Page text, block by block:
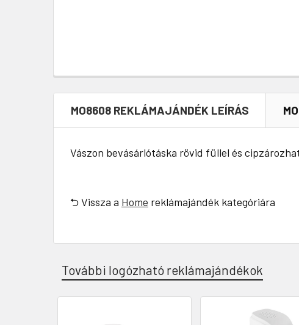
MO8608 REKLÁMAJÁNDÉK LEÍRÁS
Vászon bevásárlótáska rövid füllel és
⮌ Vissza a Home reklámajándék kategóriára
További logózható reklámajándékok